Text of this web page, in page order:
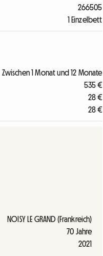
266505
1 Einzelbett
Zwischen 1 Monat und 12 Monate
535 €
28 €
28 €
NOISY LE GRAND (Frankreich)
70 Jahre
2021